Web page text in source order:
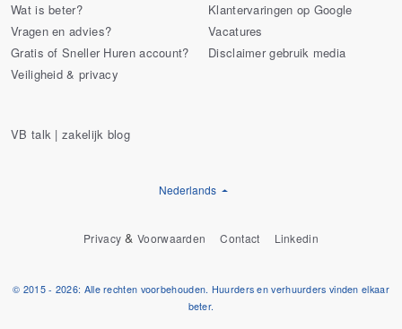
Wat is beter?
Vragen en advies?
Gratis of Sneller Huren account?
Veiligheid & privacy
Klantervaringen op Google
Vacatures
Disclaimer gebruik media
VB talk | zakelijk blog
Nederlands
Privacy &Voorwaarden Contact Linkedin
© 2015 - 2026: Alle rechten voorbehouden. Huurders en verhuurders vinden elkaar
beter.